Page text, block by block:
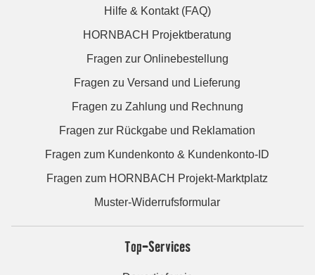
Hilfe & Kontakt (FAQ)
HORNBACH Projektberatung
Fragen zur Onlinebestellung
Fragen zu Versand und Lieferung
Fragen zu Zahlung und Rechnung
Fragen zur Rückgabe und Reklamation
Fragen zum Kundenkonto & Kundenkonto-ID
Fragen zum HORNBACH Projekt-Marktplatz
Muster-Widerrufsformular
Top-Services